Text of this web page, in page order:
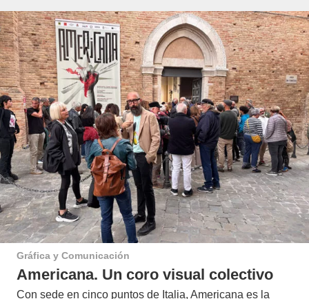
Gráfica y Comunicación
Americana. Un coro visual colectivo
Con sede en cinco puntos de Italia, Americana es la